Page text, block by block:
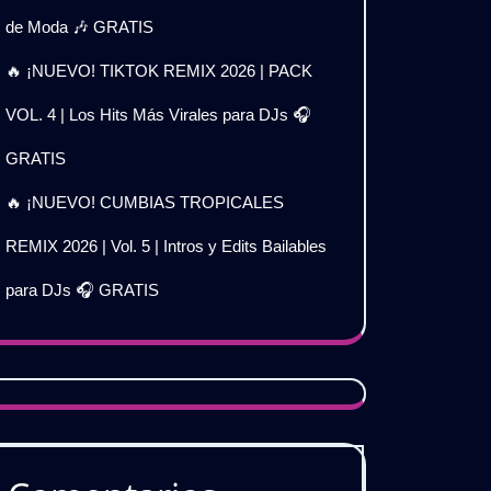
de Moda 🎶 GRATIS
🔥 ¡NUEVO! TIKTOK REMIX 2026 | PACK
VOL. 4 | Los Hits Más Virales para DJs 🎧
GRATIS
🔥 ¡NUEVO! CUMBIAS TROPICALES
REMIX 2026 | Vol. 5 | Intros y Edits Bailables
para DJs 🎧 GRATIS